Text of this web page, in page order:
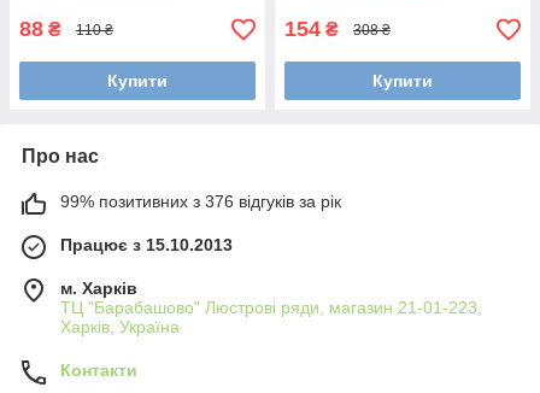
88 ₴ 110 ₴
Купити
154 ₴ 308 ₴
Купити
Про нас
99% позитивних з 376 відгуків за рік
Працює з 15.10.2013
м. Харків
ТЦ "Барабашово" Люстрові ряди, магазин 21-01-223,
Харків, Україна
Контакти